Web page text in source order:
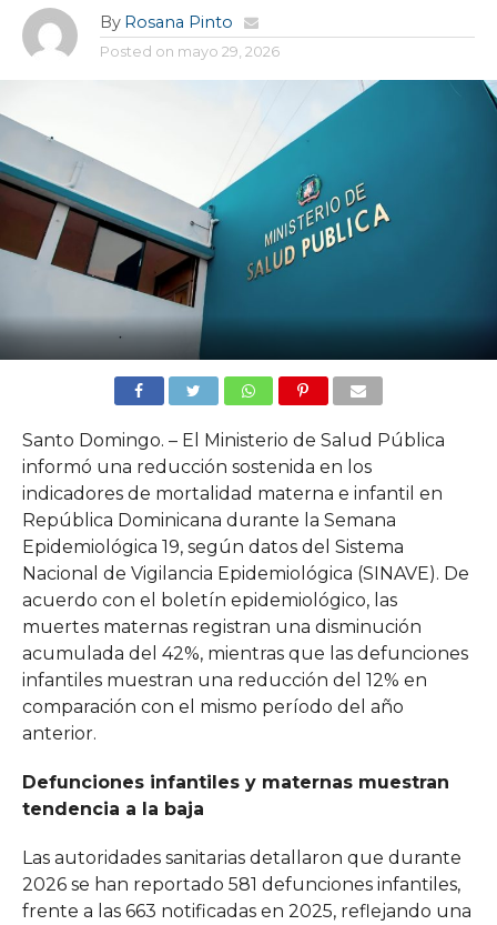
By Rosana Pinto
Posted on mayo 29, 2026
Santo Domingo. – El Ministerio de Salud Pública
informó una reducción sostenida en los
indicadores de mortalidad materna e infantil en
República Dominicana durante la Semana
Epidemiológica 19, según datos del Sistema
Nacional de Vigilancia Epidemiológica (SINAVE). De
acuerdo con el boletín epidemiológico, las
muertes maternas registran una disminución
acumulada del 42%, mientras que las defunciones
infantiles muestran una reducción del 12% en
comparación con el mismo período del año
anterior.
Defunciones infantiles y maternas muestran
tendencia a la baja
Las autoridades sanitarias detallaron que durante
2026 se han reportado 581 defunciones infantiles,
frente a las 663 notificadas en 2025, reflejando una